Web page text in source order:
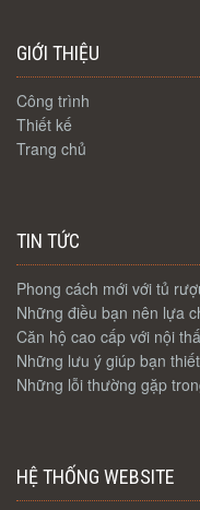
GIỚI THIỆU
Công trình
Thiết kế
Trang chủ
TIN TỨC
Phong cách mới với tủ
Những điều bạn nên lựa
Căn hộ cao cấp với nội
Những lưu ý giúp bạn
Những lỗi thường gặp
HỆ THỐNG WEBSITE